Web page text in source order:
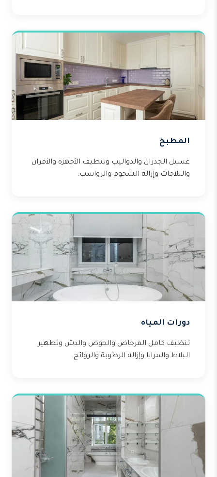
المطبخ
غسيل الجدران والدواليب وتنظيف الأجهزة والأفران
والثلاجات وإزالة الشحوم والرواسب.
دورات المياه
تنظيف كامل المرحاض والحوض والدش وتطهير
البلاط والمرايا وإزالة الرطوبة والروائح.